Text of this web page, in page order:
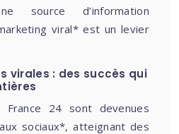
source d’information
viral* est un levier
virales : des succès qui
France 24 sont devenues
sociaux*, atteignant des